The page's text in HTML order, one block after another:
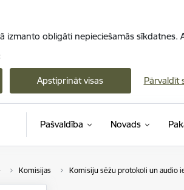
izmanto obligāti nepieciešamās
Apstiprināt visas Pārvaldīt
Pašvaldība Novads
Komisijas Komisiju sēžu protokoli un audio